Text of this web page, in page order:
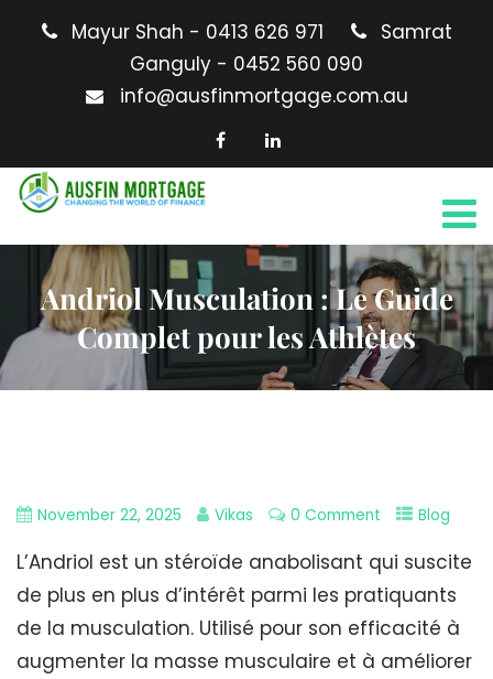
Mayur Shah - 0413 626 971
Samrat
Ganguly - 0452 560 090
info@ausfinmortgage.com.au
Andriol Musculation : Le Guide
Complet pour les Athlètes
November 22, 2025 Vikas 0 Comment Blog
L’Andriol est un stéroïde anabolisant qui suscite
de plus en plus d’intérêt parmi les pratiquants
de la musculation. Utilisé pour son efficacité à
augmenter la masse musculaire et à améliorer